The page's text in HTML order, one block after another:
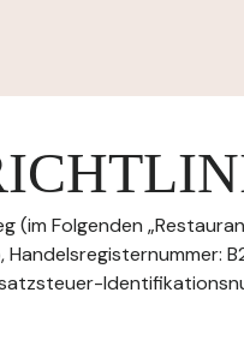
(im Folgenden